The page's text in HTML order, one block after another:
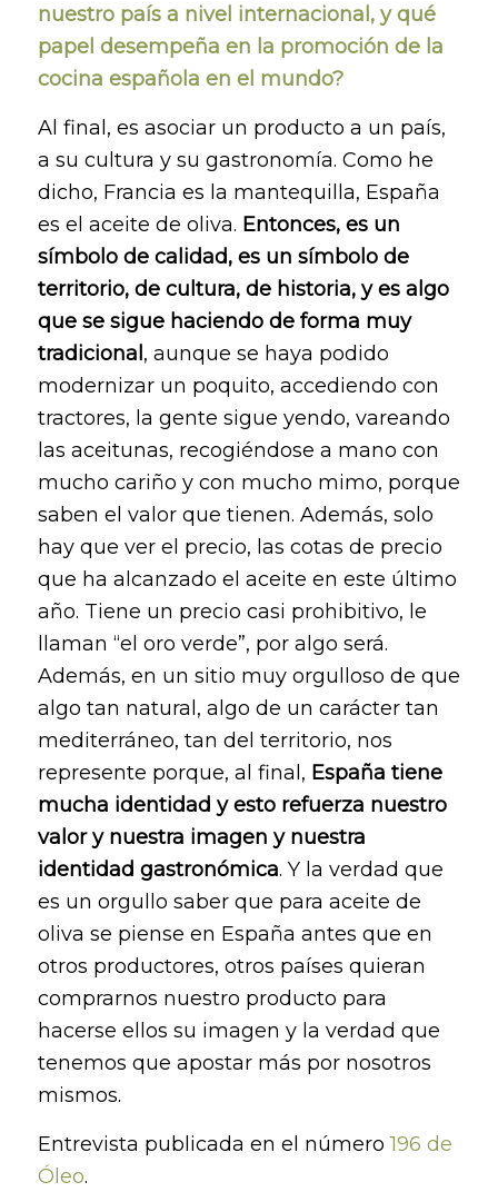
nuestro país a nivel internacional, y qué
papel desempeña en la promoción de la
cocina española en el mundo?
Al final, es asociar un producto a un país,
a su cultura y su gastronomía. Como he
dicho, Francia es la mantequilla, España
es el aceite de oliva. Entonces, es un
símbolo de calidad, es un símbolo de
territorio, de cultura, de historia, y es algo
que se sigue haciendo de forma muy
tradicional , aunque se haya podido
modernizar un poquito, accediendo con
tractores, la gente sigue yendo, vareando
las aceitunas, recogiéndose a mano con
mucho cariño y con mucho mimo, porque
saben el valor que tienen. Además, solo
hay que ver el precio, las cotas de precio
que ha alcanzado el aceite en este último
año. Tiene un precio casi prohibitivo, le
llaman “el oro verde”, por algo será.
Además, en un sitio muy orgulloso de que
algo tan natural, algo de un carácter tan
mediterráneo, tan del territorio, nos
represente porque, al final, España tiene
mucha identidad y esto refuerza nuestro
valor y nuestra imagen y nuestra
identidad gastronómica. Y la verdad que
es un orgullo saber que para aceite de
oliva se piense en España antes que en
otros productores, otros países quieran
comprarnos nuestro producto para
hacerse ellos su imagen y la verdad que
tenemos que apostar más por nosotros
mismos.
Entrevista publicada en el número196 de
Óleo.